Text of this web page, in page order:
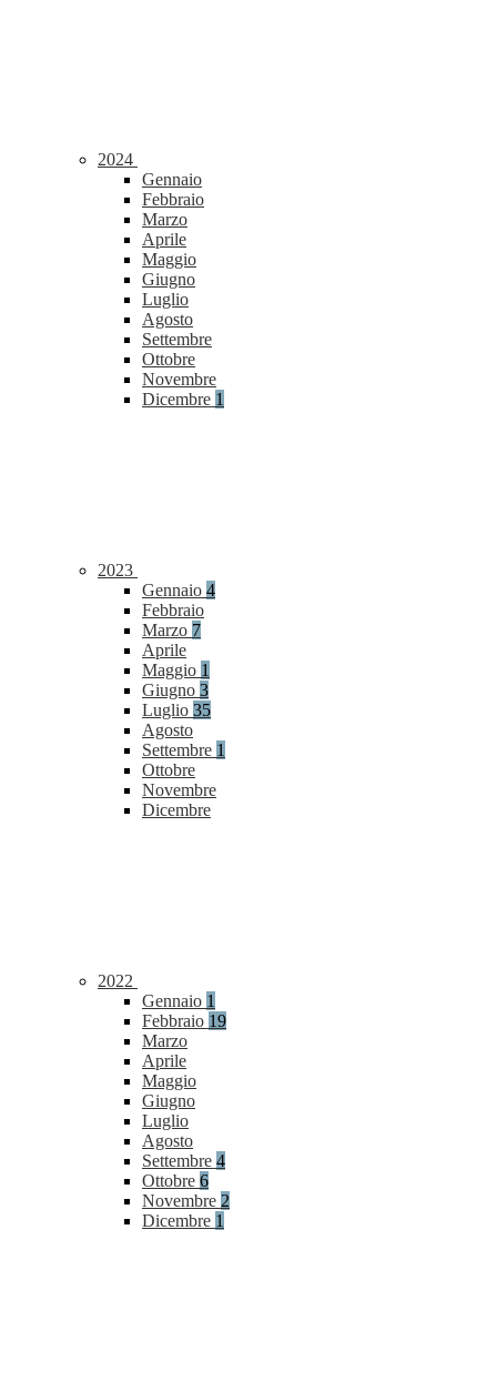
2024
Gennaio
Febbraio
Marzo
Aprile
Maggio
Giugno
Luglio
Agosto
Settembre
Ottobre
Novembre
Dicembre 1
2023
Gennaio 4
Febbraio
Marzo 7
Aprile
Maggio 1
Giugno 3
Luglio 35
Agosto
Settembre 1
Ottobre
Novembre
Dicembre
2022
Gennaio 1
Febbraio 19
Marzo
Aprile
Maggio
Giugno
Luglio
Agosto
Settembre 4
Ottobre 6
Novembre 2
Dicembre 1